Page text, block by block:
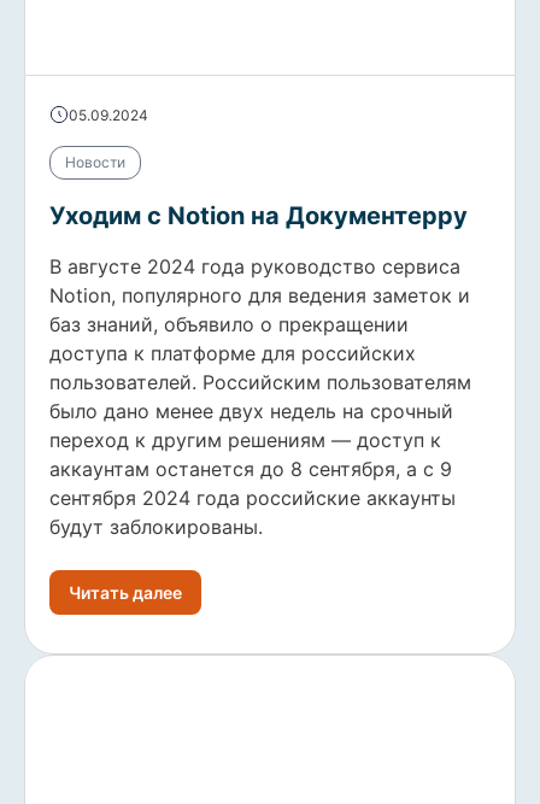
05.09.2024
Новости
Уходим с Notion на Документерру
В августе 2024 года руководство сервиса
Notion, популярного для ведения заметок и
баз знаний, объявило о прекращении
доступа к платформе для российских
пользователей. Российским пользователям
было дано менее двух недель на срочный
переход к другим решениям — доступ к
аккаунтам останется до 8 сентября, а с 9
сентября 2024 года российские аккаунты
будут заблокированы.
Читать далее